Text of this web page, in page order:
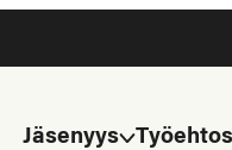
Jäsenyys